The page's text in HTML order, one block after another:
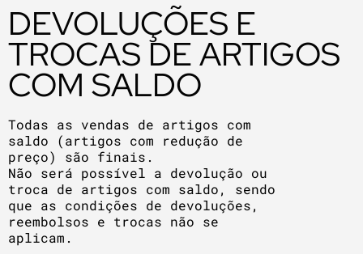
DEVOLUÇÕES E
TROCAS DE ARTIGOS
COM SALDO
Todas as vendas de artigos com
saldo (artigos com redução de
preço) são finais.
Não será possível a devolução ou
troca de artigos com saldo, sendo
que as condições de devoluções,
reembolsos e trocas não se
aplicam.